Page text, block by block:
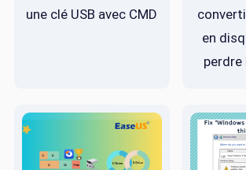
une clé USB avec CMD
en
perdre